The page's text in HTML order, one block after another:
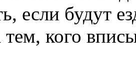
если будут
тем, кого